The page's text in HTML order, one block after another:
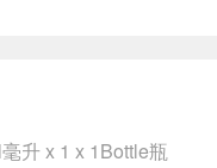
升 x 1 x 1Bottle瓶